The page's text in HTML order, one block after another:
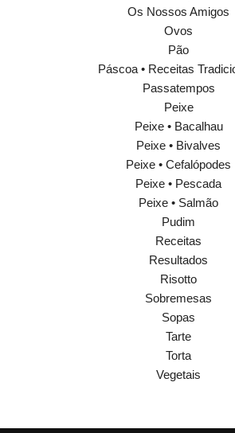
Os Nossos Amigos
Ovos
Pão
Páscoa • Receitas
Passatempos
Peixe
Peixe • Bacalhau
Peixe • Bivalves
Peixe • Cefalópodes
Peixe • Pescada
Peixe • Salmão
Pudim
Receitas
Resultados
Risotto
Sobremesas
Sopas
Tarte
Torta
Vegetais